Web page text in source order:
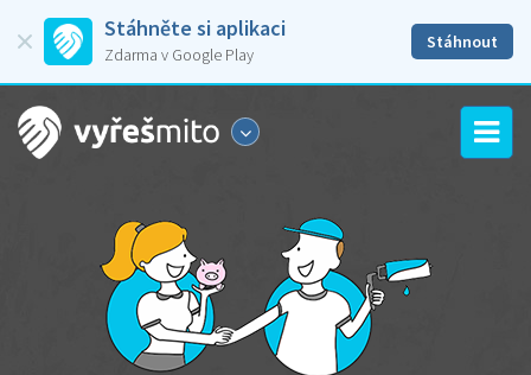
Stáhněte si aplikaci
Zdarma v Google Play
Stáhnout